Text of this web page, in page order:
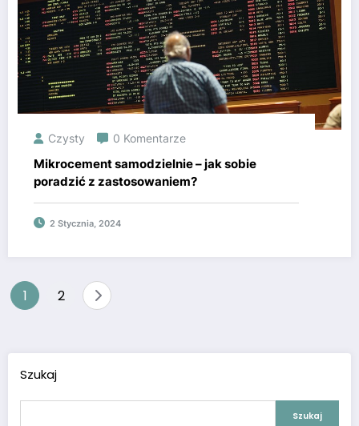
Czysty 0 Komentarze
Mikrocement samodzielnie – jak sobie
poradzić z zastosowaniem?
2 Stycznia, 2024
Nawigacja
1 2
Szukaj
Szukaj